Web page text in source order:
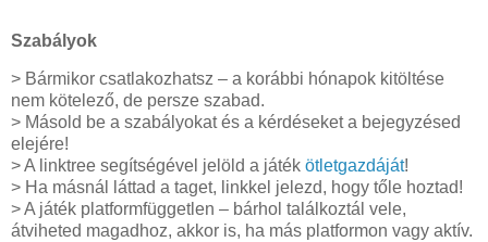
Szabályok
> Bármikor csatlakozhatsz – a korábbi hónapok kitöltése
nem kötelező, de persze szabad.
> Másold be a szabályokat és a kérdéseket a bejegyzésed
elejére!
> A linktree segítségével jelöld a játék ötletgazdáját!
> Ha másnál láttad a taget, linkkel jelezd, hogy tőle hoztad!
> A játék platformfüggetlen – bárhol találkoztál vele,
átviheted magadhoz, akkor is, ha más platformon vagy aktív.